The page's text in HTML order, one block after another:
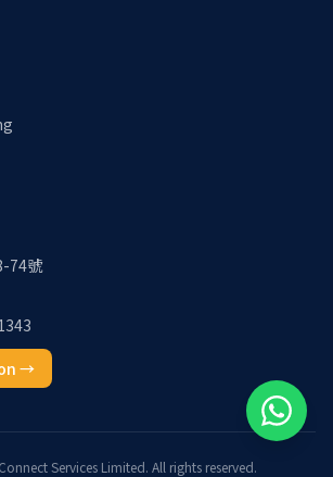
74號
→
Services Limited. All rights reserved.